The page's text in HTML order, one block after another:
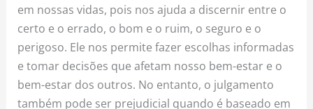
em nossas vidas, pois nos ajuda a discernir entre o
certo e o errado, o bom e o ruim, o seguro e o
perigoso. Ele nos permite fazer escolhas informadas
e tomar decisões que afetam nosso bem-estar e o
bem-estar dos outros. No entanto, o julgamento
também pode ser prejudicial quando é baseado em